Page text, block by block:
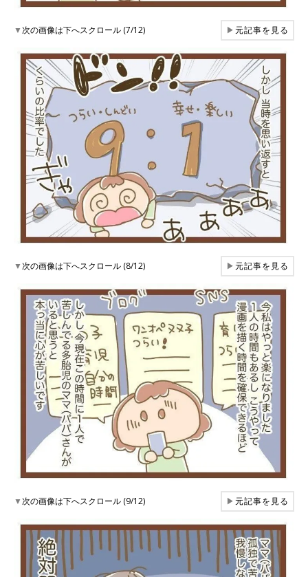
▼次の画像は下へスクロール (7/12) ▶元記事を見る
▼次の画像は下へスクロール (8/12) ▶元記事を見る
▼次の画像は下へスクロール (9/12) ▶元記事を見る